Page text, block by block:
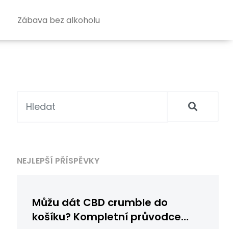
Zábava bez alkoholu
NEJLEPŠÍ PŘÍSPĚVKY
Můžu dát CBD crumble do
košíku? Kompletní průvodce